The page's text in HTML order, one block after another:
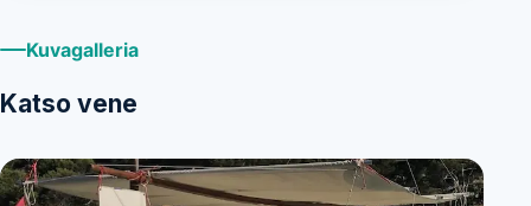
Kuvagalleria
Katso vene